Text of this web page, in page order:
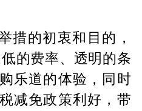
措的初衷和目的，
的费率、透明的条
乐道的体验，同时
减免政策利好，带